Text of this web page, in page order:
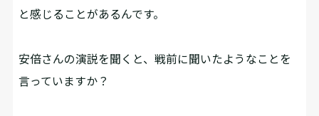
と感じることがあるんです。
――安倍さんの演説を聞くと、戦前に聞いたようなことを
言っていますか？